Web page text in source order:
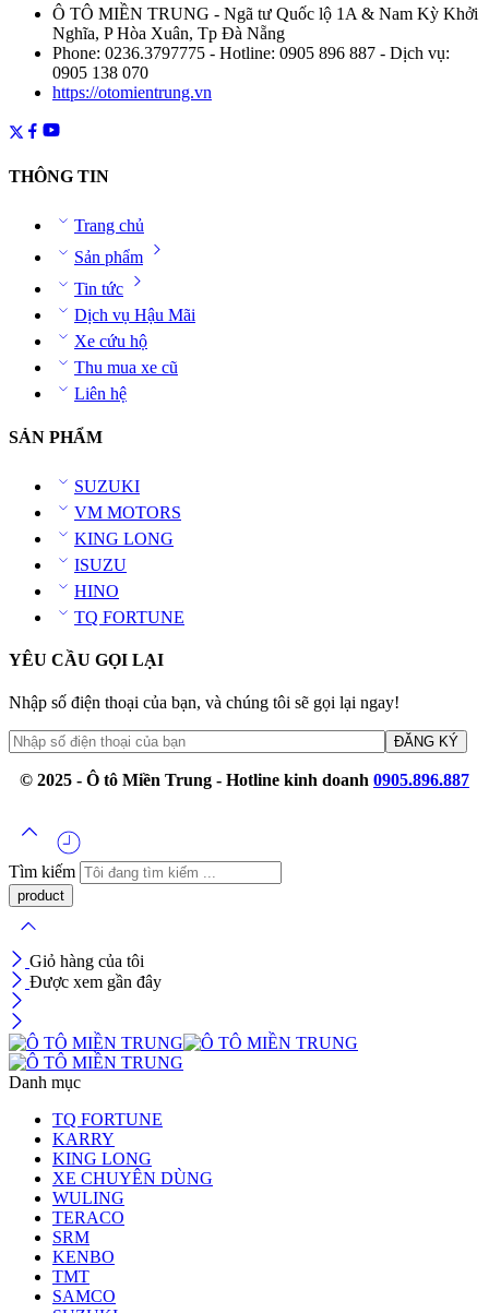
Ô TÔ MIỀN TRUNG - Ngã tư Quốc lộ 1A & Nam Kỳ Khởi
Nghĩa, P Hòa Xuân, Tp Đà Nẵng
Phone: 0236.3797775 - Hotline: 0905 896 887 - Dịch vụ:
0905 138 070
https://otomientrung.vn
THÔNG TIN
Trang chủ
Sản phẩm
Tin tức
Dịch vụ Hậu Mãi
Xe cứu hộ
Thu mua xe cũ
Liên hệ
SẢN PHẨM
SUZUKI
VM MOTORS
KING LONG
ISUZU
HINO
TQ FORTUNE
YÊU CẦU GỌI LẠI
Nhập số điện thoại của bạn, và chúng tôi sẽ gọi lại ngay!
© 2025 - Ô tô Miền Trung - Hotline kinh doanh 0905.896.887
Tìm kiếm
Giỏ hàng của tôi
Được xem gần đây
Danh mục
TQ FORTUNE
KARRY
KING LONG
XE CHUYÊN DÙNG
WULING
TERACO
SRM
KENBO
TMT
SAMCO